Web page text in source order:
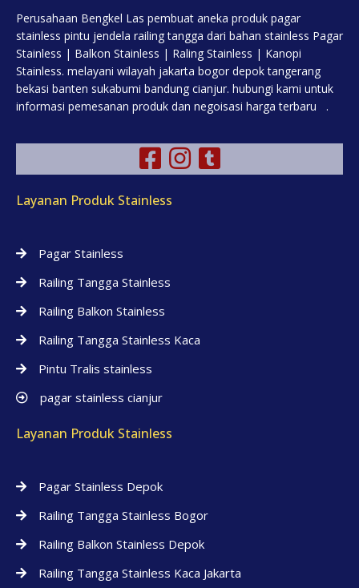
Perusahaan Bengkel Las pembuat aneka produk pagar
stainless pintu jendela railing tangga dari bahan stainless Pagar
Stainless | Balkon Stainless | Raling Stainless | Kanopi
Stainless. melayani wilayah jakarta bogor depok tangerang
bekasi banten sukabumi bandung cianjur. hubungi kami untuk
informasi pemesanan produk dan negoisasi harga terbaru .
Layanan Produk Stainless
Pagar Stainless
Railing Tangga Stainless
Railing Balkon Stainless
Railing Tangga Stainless Kaca
Pintu Tralis stainless
pagar stainless cianjur
Layanan Produk Stainless
Pagar Stainless Depok
Railing Tangga Stainless Bogor
Railing Balkon Stainless Depok
Railing Tangga Stainless Kaca Jakarta